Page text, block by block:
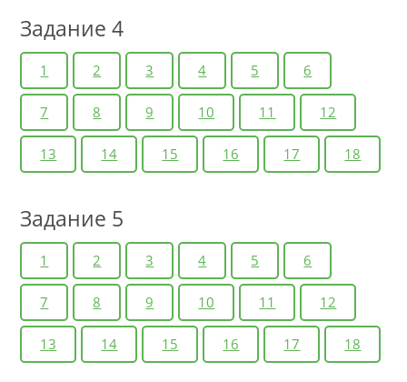
Задание 4
1 2 3 4 5 6
7 8 9 10 11 12
13 14 15 16 17 18
Задание 5
1 2 3 4 5 6
7 8 9 10 11 12
13 14 15 16 17 18